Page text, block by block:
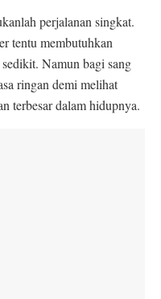
perjalanan singkat.
tentu membutuhkan
Namun bagi sang
ringan demi melihat
terbesar dalam hidupnya.